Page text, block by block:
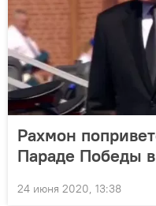
Рахмон
Параде Победы
24 июня 2020, 13:38